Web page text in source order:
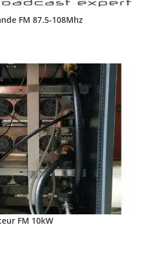
FM 87.5-108Mhz
FM 10kW